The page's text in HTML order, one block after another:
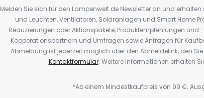
Melden Sie sich für den Lampenwelt.de Newsletter an und
und Leuchten, Ventilatoren, Solaranlagen und Smart Home
Reduzierungen oder Aktionspakete, Produktempfehlungen
Kooperationspartnern und Umfragen sowie Anfragen für
Abmeldung ist jederzeit möglich über den Abmeldelink, den
Kontaktformular. Weitere Informationen erhalten
*Ab einem Mindestkaufpreis von 99 €.